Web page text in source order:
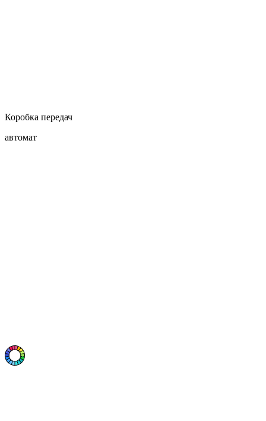
Коробка передач
автомат